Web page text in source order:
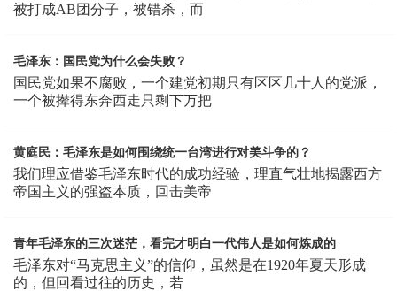
被打成AB团分子，被错杀，而
毛泽东：国民党为什么会失败？
国民党如果不腐败，一个建党初期只有区区几十人的党派，
一个被撵得东奔西走只剩下万把
黄庭民：毛泽东是如何围绕统一台湾进行对美斗争的？
我们理应借鉴毛泽东时代的成功经验，理直气壮地揭露西方
帝国主义的强盗本质，回击美帝
青年毛泽东的三次迷茫，看完才明白一代伟人是如何炼成的
毛泽东对“马克思主义”的信仰，虽然是在1920年夏天形成
的，但回看过往的历史，若